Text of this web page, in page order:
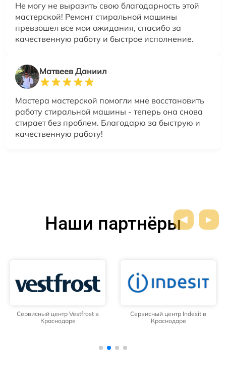
Не могу не выразить свою благодарность этой
мастерской! Ремонт стиральной машины
превзошел все мои ожидания, спасибо за
качественную работу и быстрое исполнение.
Матвеев Даниил
Мастера мастерской помогли мне восстановить
работу стиральной машины - теперь она снова
стирает без проблем. Благодарю за быструю и
качественную работу!
Наши партнёры
Сервисный центр Vestfrost в
Краснодаре
Сервисный центр Indesit в
Краснодаре